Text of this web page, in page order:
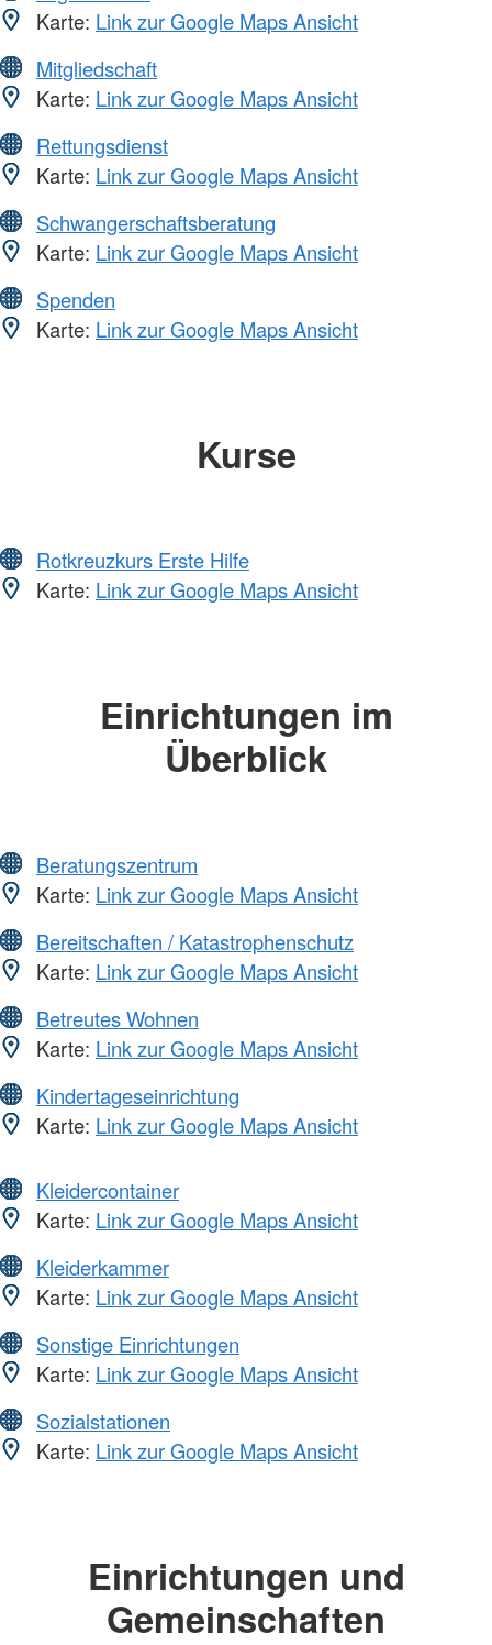
Karte: Link zur Google Maps Ansicht
Mitgliedschaft
Karte: Link zur Google Maps Ansicht
Rettungsdienst
Karte: Link zur Google Maps Ansicht
Schwangerschaftsberatung
Karte: Link zur Google Maps Ansicht
Spenden
Karte: Link zur Google Maps Ansicht
Kurse
Rotkreuzkurs Erste Hilfe
Karte: Link zur Google Maps Ansicht
Einrichtungen im
Überblick
Beratungszentrum
Karte: Link zur Google Maps Ansicht
Bereitschaften / Katastrophenschutz
Karte: Link zur Google Maps Ansicht
Betreutes Wohnen
Karte: Link zur Google Maps Ansicht
Kindertageseinrichtung
Karte: Link zur Google Maps Ansicht
Kleidercontainer
Karte: Link zur Google Maps Ansicht
Kleiderkammer
Karte: Link zur Google Maps Ansicht
Sonstige Einrichtungen
Karte: Link zur Google Maps Ansicht
Sozialstationen
Karte: Link zur Google Maps Ansicht
Einrichtungen und
Gemeinschaften